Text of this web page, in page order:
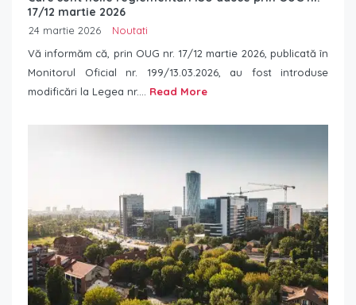
17/12 martie 2026
24 martie 2026
Noutati
Vă informăm că, prin OUG nr. 17/12 martie 2026, publicată în
Monitorul Oficial nr. 199/13.03.2026, au fost introduse
modificări la Legea nr.... Read More